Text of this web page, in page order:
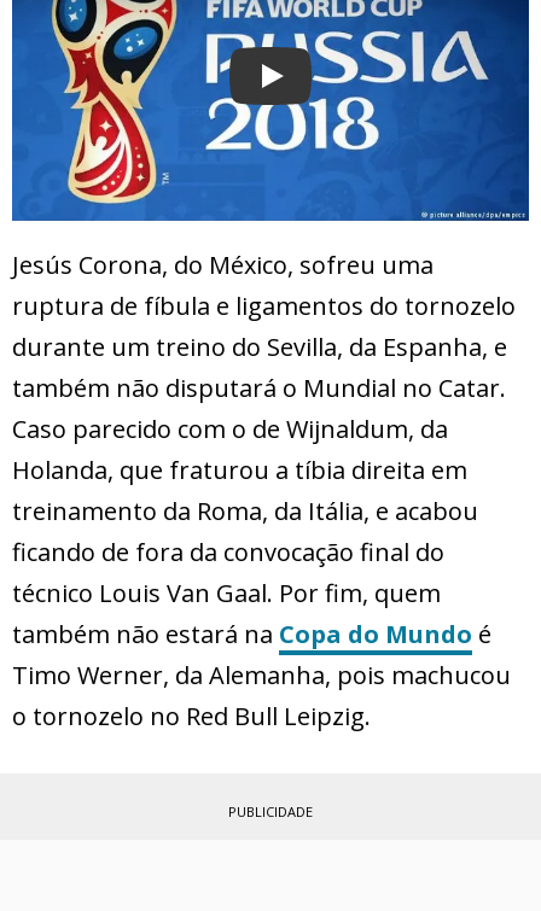
Play
Jesús Corona, do México, sofreu uma
ruptura de fíbula e ligamentos do tornozelo
durante um treino do Sevilla, da Espanha, e
também não disputará o Mundial no Catar.
Caso parecido com o de Wijnaldum, da
Holanda, que fraturou a tíbia direita em
treinamento da Roma, da Itália, e acabou
ficando de fora da convocação final do
técnico Louis Van Gaal. Por fim, quem
também não estará na Copa do Mundo é
Timo Werner, da Alemanha, pois machucou
o tornozelo no Red Bull Leipzig.
PUBLICIDADE